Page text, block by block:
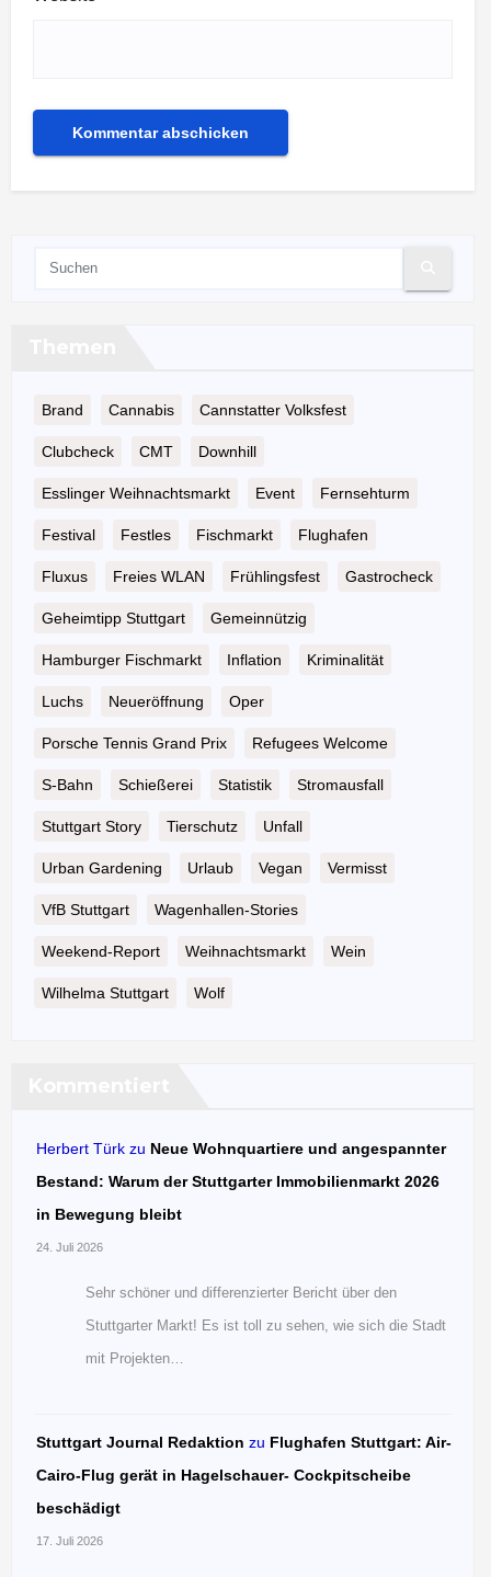
Brand Cannabis Cannstatter Volksfest
Clubcheck CMT Downhill
Esslinger Weihnachtsmarkt Event Fernsehturm
Festival Festles Fischmarkt Flughafen
Fluxus Freies WLAN Frühlingsfest Gastrocheck
Geheimtipp Stuttgart Gemeinnützig
Hamburger Fischmarkt Inflation Kriminalität
Luchs Neueröffnung Oper
Porsche Tennis Grand Prix Refugees Welcome
S-Bahn Schießerei Statistik Stromausfall
Stuttgart Story Tierschutz Unfall
Urban Gardening Urlaub Vegan Vermisst
VfB Stuttgart Wagenhallen-Stories
Weekend-Report Weihnachtsmarkt Wein
Wilhelma Stuttgart Wolf
Herbert Türk zu Neue Wohnquartiere und angespannter
Bestand: Warum der Stuttgarter Immobilienmarkt 2026
in Bewegung bleibt
24. Juli 2026
Sehr schöner und differenzierter Bericht über den
Stuttgarter Markt! Es ist toll zu sehen, wie sich die Stadt
mit Projekten…
Stuttgart Journal Redaktion zu Flughafen Stuttgart: Air-
Cairo-Flug gerät in Hagelschauer- Cockpitscheibe
beschädigt
17. Juli 2026